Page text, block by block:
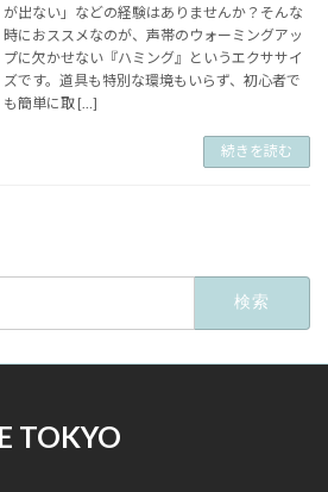
が出ない」などの経験はありませんか？そんな
時におススメなのが、声帯のウォーミングアッ
プに欠かせない『ハミング』というエクササイ
ズです。道具も特別な環境もいらず、初心者で
も簡単に取 […]
続きを読む
TOKYO